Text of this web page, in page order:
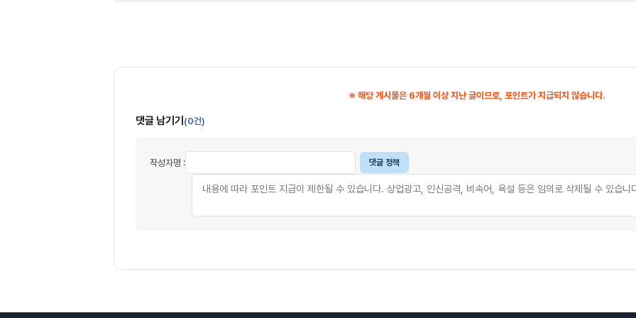
※ 해당 게시물은 6개월 이상 지난 글이므로, 포인트가 지급되지 않습니다.
댓글 남기기 (0건)
작성자명 : 댓글 정책